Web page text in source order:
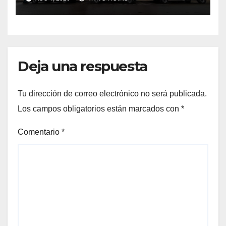
Cauquenes y Sagrada Familia
Deja una respuesta
Tu dirección de correo electrónico no será publicada.
Los campos obligatorios están marcados con *
Comentario *